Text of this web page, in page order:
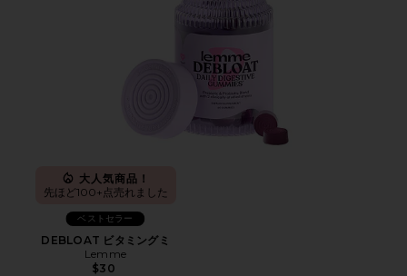
大人気商品！
先ほど100+点売れました
ベストセラー
DEBLOAT ビタミングミ
Lemme
$30